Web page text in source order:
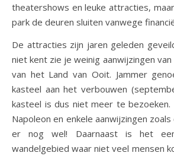
theatershows en leuke attracties,
park de deuren sluiten vanwege
De attracties zijn jaren geleden
niet kent zie je weinig aanwijzingen
van het Land van Ooit. Jammer
kasteel aan het verbouwen
kasteel is dus niet meer te bezoeken.
Napoleon en enkele aanwijzingen
er nog wel! Daarnaast is het
wandelgebied waar niet veel mensen